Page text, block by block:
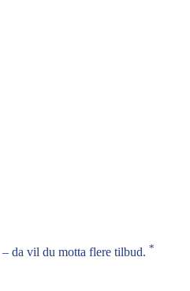
vil du motta flere tilbud. *